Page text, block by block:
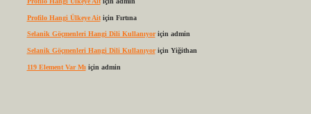
Profilo Hangi Ülkeye Aitiçin Fırtına
Selanik Göçmenleri Hangi Dili Kullanıyoriçin admin
Selanik Göçmenleri Hangi Dili Kullanıyoriçin Yiğithan
119 Element Var Mı için admin